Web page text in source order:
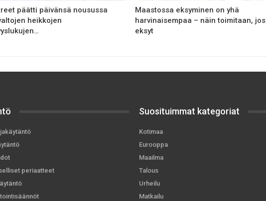
päätti päivänsä nousussa
heikkojen
Maastossa eksyminen on yhä
harvinaisempaa – näin toimitaan, jos
eksyt
periaatteet
Suosituimmat kategoriat
Kotimaa
Eurooppa
Maailma
Talous
Urheilu
Matkailu